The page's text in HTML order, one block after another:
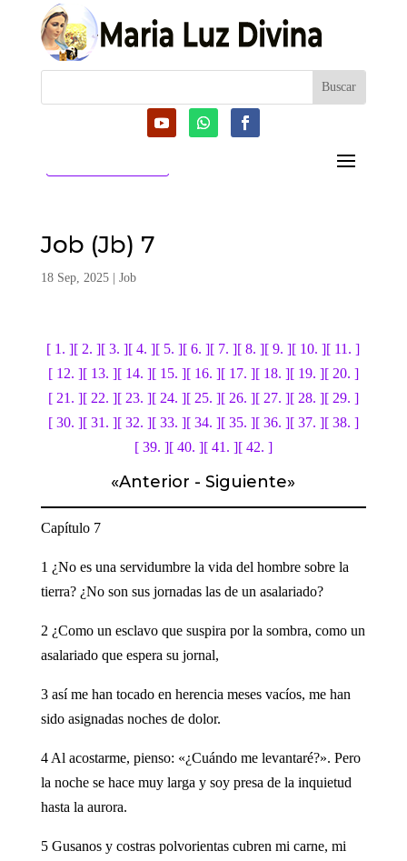
Job (Jb) 7
18 Sep, 2025| Job
[ 1. ][ 2. ][ 3. ][ 4. ][ 5. ][ 6. ][ 7. ][ 8. ][ 9. ][ 10. ][ 11. ]
[ 12. ][ 13. ][ 14. ][ 15. ][ 16. ][ 17. ][ 18. ][ 19. ][ 20. ]
[ 21. ][ 22. ][ 23. ][ 24. ][ 25. ][ 26. ][ 27. ][ 28. ][ 29. ]
[ 30. ][ 31. ][ 32. ][ 33. ][ 34. ][ 35. ][ 36. ][ 37. ][ 38. ]
[ 39. ][ 40. ][ 41. ][ 42. ]
«Anterior -Siguiente»
Capítulo 7
1 ¿No es una servidumbre la vida del hombre sobre la
tierra? ¿No son sus jornadas las de un asalariado?
2 ¿Como un esclavo que suspira por la sombra, como un
asalariado que espera su jornal,
3 así me han tocado en herencia meses vacíos, me han
sido asignadas noches de dolor.
4 Al acostarme, pienso: «¿Cuándo me levantaré?». Pero
la noche se hace muy larga y soy presa de la inquietud
hasta la aurora.
5 Gusanos y costras polvorientas cubren mi carne, mi